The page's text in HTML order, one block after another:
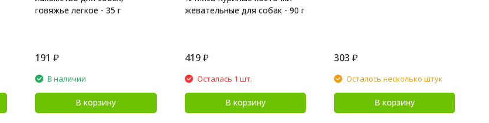
говяжье легкое - 35 г
191 ₽
В наличии
В корзину
жевательные для собак - 90 г
419₽
Осталась 1 шт.
В корзину
303 ₽
Осталось несколько штук
В корзину